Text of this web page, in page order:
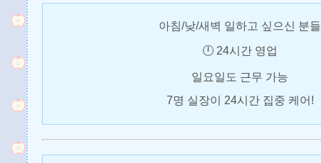
아침/낮/새벽 일하고 싶으신 분들
🕛 24시간 영업
일요일도 근무 가능
7명 실장이 24시간 집중 케어!